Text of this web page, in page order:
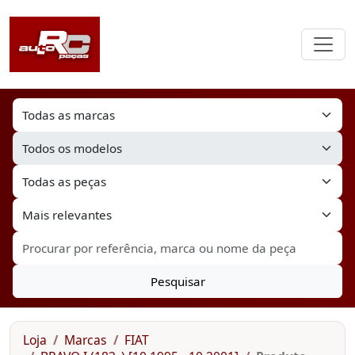
Pesquisar
Loja Marcas
FIAT